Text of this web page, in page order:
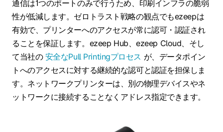
通信は1つのポートのみで行うため、印刷インフラの脆弱
性が低減します。ゼロトラスト戦略の観点でもezeepは
有効で、プリンターへのアクセスが常に認可・認証され
ることを保証します。ezeep Hub、ezeep Cloud、そし
て当社の 安全なPull Printingプロセス が、データポイン
トへのアクセスに対する継続的な認可と認証を担保しま
す。ネットワークプリンターは、別の物理デバイスやネ
ットワークに接続することなくアドレス指定できます。